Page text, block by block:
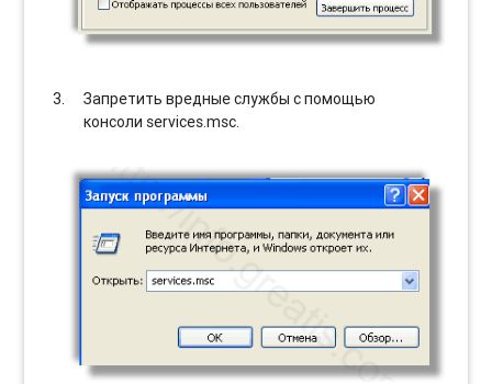
Запретить вредные службы с помощью
консоли services.msc.